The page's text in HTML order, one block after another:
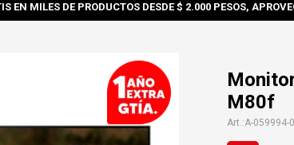
EN MILES DE PRODUCTOS DESDE $ 2.000 PESOS,
M80f
A-059994-